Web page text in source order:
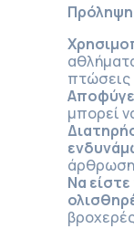
πτώσεις
μπορεί
άρθρωση
Να